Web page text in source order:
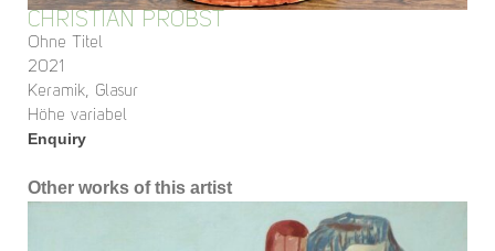
CHRISTIAN PROBST
Ohne Titel
2021
Keramik, Glasur
Höhe variabel
Enquiry
Other works of this artist